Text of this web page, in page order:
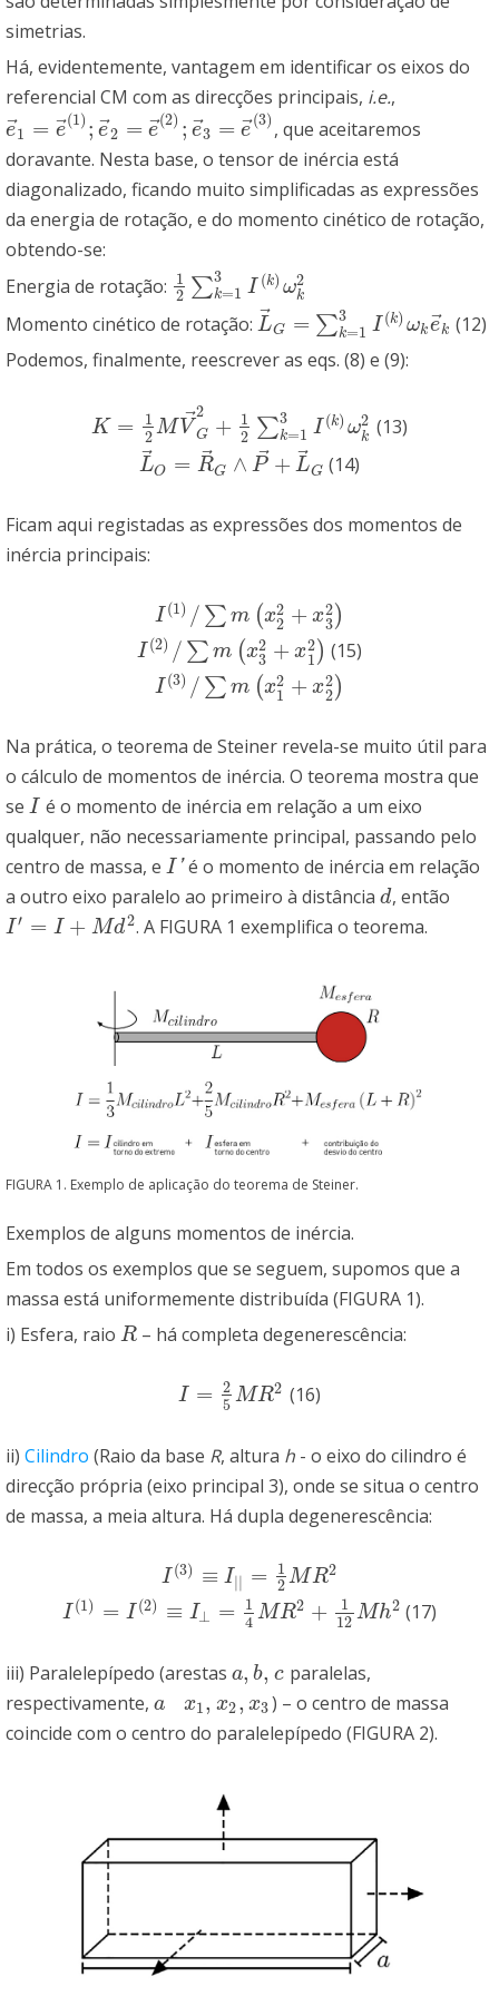
simetrias.
Há, evidentemente, vantagem em identificar os eixos do
referencial CM com as direcções principais, i.e.,
e⃗1 = e⃗
(1) ; e⃗
2 = e⃗
(2) ; e⃗
3 = e⃗
(3)
e→ 1= e→(1 );e→2 =e→ ( 2);e → 3=e→ (3)
, que aceitaremos
doravante. Nesta base, o tensor de inércia está
diagonalizado, ficando muito simplificadas as expressões
da energia de rotação, e do momento cinético de rotação,
obtendo-se:
Energia de rotação: 1
2 ∑3
k=1 I (k) ω2
k
12 ∑ k=13 I(k)ωk2
Momento cinético de rotação: LG = ∑3
k=1 I (k) ωke⃗
k
L→ G=∑k =1 I k)ωke→k (12)
Podemos, finalmente, reescrever as eqs. (8) e (9):
K =
1
2 M V⃗
2
G + 1
2 ∑3
k=1 I (k) ω2
k
K= 12 MV→G2+ 12 ∑k =1 3I k) ωk2 (13)
L⃗
O = R⃗
G ∧ P⃗ + L⃗
G
L→ O= R→G ∧P→ +L →G (14)
Ficam aqui registadas as expressões dos momentos de
inércia principais:
I (1) / ∑ m (x2
2 + x2
3 )
I(1)/ ∑ m( x22+x32 )
I (2) / ∑ m (x2
3 + x2
1 )
I(2)/ ∑ m( x32+x12 ) (15)
I (3) / ∑ m (x2
1 + x2
2 )
I(3)/ ∑ m( x12+x22 )
Na prática, o teorema de Steiner revela-se muito útil para
o cálculo de momentos de inércia. O teorema mostra que
se I
I é o momento de inércia em relação a um eixo
qualquer, não necessariamente principal, passando pelo
centro de massa, e I '
I′ é o momento de inércia em relação
a outro eixo paralelo ao primeiro à distância d
d, então
I ′ = I + Md2
I′= +Md 2 . A FIGURA 1 exemplifica o teorema.
FIGURA 1. Exemplo de aplicação do teorema de Steiner.
Exemplos de alguns momentos de inércia.
Em todos os exemplos que se seguem, supomos que a
massa está uniformemente distribuída (FIGURA 1).
i) Esfera, raio R
R – há completa degenerescência:
I =
2
5 MR2
I= 25 MR2 (16)
ii) Cilindro (Raio da base R, altura h - o eixo do cilindro é
direcção própria (eixo principal 3), onde se situa o centro
de massa, a meia altura. Há dupla degenerescência:
I (3) ≡ I|| =
1
2 MR2
I(3)≡ I|| =1 2M R2
I (1) = I (2) ≡ I⊥ =
1
4 MR2 +
1
12 Mh2
I(1)= I(2 ≡I⊥ 14 M R 2+ 112Mh2 (17)
iii) Paralelepípedo (arestas a, b, c
a,b,c
paralelas,
respectivamente, a x1, x2, x3
ax ,x2, x3
) – o centro de massa
coincide com o centro do paralelepípedo (FIGURA 2).